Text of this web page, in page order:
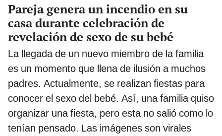
Pareja genera un incendio en su
casa durante celebración de
revelación de sexo de su bebé
La llegada de un nuevo miembro de la familia
es un momento que llena de ilusión a muchos
padres. Actualmente, se realizan fiestas para
conocer el sexo del bebé. Así, una familia quiso
organizar una fiesta, pero esta no salió como lo
tenían pensado. Las imágenes son virales